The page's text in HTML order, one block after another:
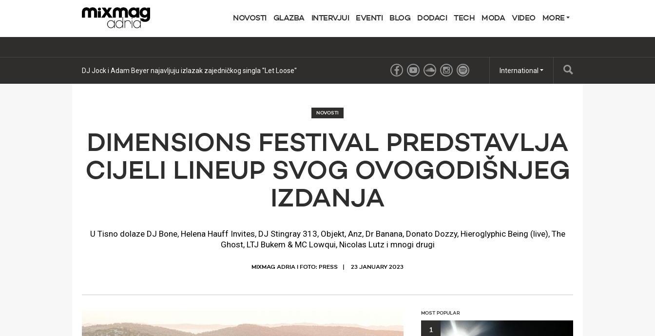
NOVOSTI GLAZBA INTERVJUI EVENTI BLOG DODACI TECH MODA VIDEO MORE
Mixmag vikend preporuke 07 + 08/08/2026 International
NOVOSTI
DIMENSIONS FESTIVAL PREDSTAVLJA
CIJELI LINEUP SVOG OVOGODIŠNJEG
IZDANJA
U Tisno dolaze DJ Bone, Helena Hauff Invites, DJ Stingray 313, Objekt, Anz, Dr Banana, Donato Dozzy, Hieroglyphic Being (live), The
Ghost, LTJ Bukem & MC Lowqui, Nicolas Lutz i mnogi drugi
MIXMAG ADRIA I FOTO: PRESS 23 JANUARY 2023
MOST POPULAR
1